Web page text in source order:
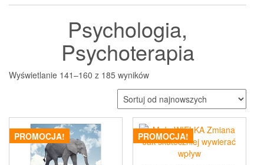
Psychologia,
Psychoterapia
Wyświetlanie 141–160 z 185 wynikówPosortowane
według
najnowszych
PROMOCJA! PROMOCJA!